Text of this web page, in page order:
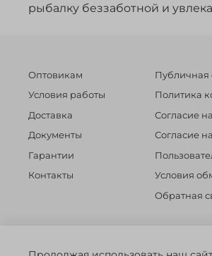
рыбалку беззаботной и
Оптовикам
Условия работы
Доставка
Документы
Гарантии
Контакты
Публичная
Политика
Согласие
Согласие
Условия
Обратная
©️ 2014 - 2024 Forest River.